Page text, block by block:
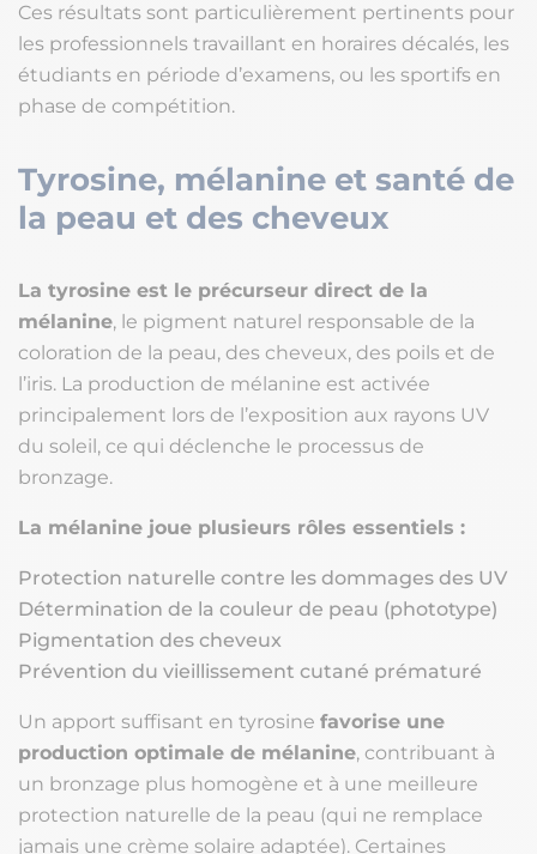
Ces résultats sont particulièrement pertinents pour
les professionnels travaillant en horaires décalés, les
étudiants en période d’examens, ou les sportifs en
phase de compétition.
Tyrosine, mélanine et santé de
la peau et des cheveux
La tyrosine est le précurseur direct de la
mélanine, le pigment naturel responsable de la
coloration de la peau, des cheveux, des poils et de
l’iris. La production de mélanine est activée
principalement lors de l’exposition aux rayons UV
du soleil, ce qui déclenche le processus de
bronzage.
La mélanine joue plusieurs rôles essentiels :
Protection naturelle contre les dommages des UV
Détermination de la couleur de peau (phototype)
Pigmentation des cheveux
Prévention du vieillissement cutané prématuré
Un apport suffisant en tyrosine favorise une
production optimale de mélanine, contribuant à
un bronzage plus homogène et à une meilleure
protection naturelle de la peau (qui ne remplace
jamais une crème solaire adaptée). Certaines